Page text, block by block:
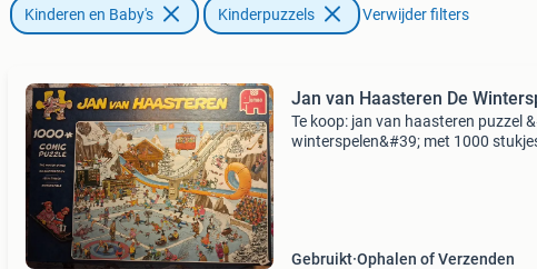
Kinderen en Baby's Kinderpuzzels Verwijder filters
Jan van Haasteren De
Te koop: jan van haasteren puzzel
winterspelen&#39; met 1000
Gebruikt Ophalen of Verzenden